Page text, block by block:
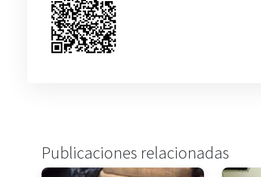
Publicaciones relacionadas